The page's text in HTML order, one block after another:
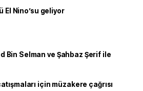
El Nino’su geliyor
Bin Selman ve Şahbaz Şerif ile
için müzakere çağrısı